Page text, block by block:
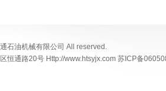
石油机械有限公司 All reserved.
恒通路20号 Http://www.htsyjx.com 苏ICP备